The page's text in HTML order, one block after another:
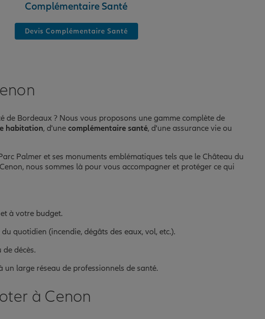
Complémentaire Santé
Devis Complémentaire Santé
Bordeaux ? Nous vous proposons une gamme complète de
habitation, d'une complémentaire santé, d'une assurance vie ou
Palmer et ses monuments emblématiques tels que le Château du
nous sommes là pour vous accompagner et protéger ce qui
à votre budget.
quotidien (incendie, dégâts des eaux, vol, etc.).
décès.
large réseau de professionnels de santé.
à Cenon